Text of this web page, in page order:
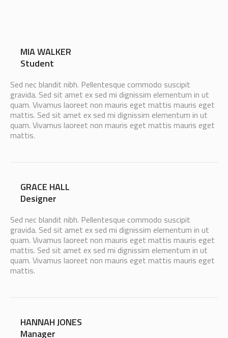
MIA WALKER
Student
Sed nec blandit nibh. Pellentesque commodo suscipit
gravida. Sed sit amet ex sed mi dignissim elementum in ut
quam. Vivamus laoreet non mauris eget mattis mauris eget
mattis. Sed sit amet ex sed mi dignissim elementum in ut
quam. Vivamus laoreet non mauris eget mattis mauris eget
mattis.
GRACE HALL
Designer
Sed nec blandit nibh. Pellentesque commodo suscipit
gravida. Sed sit amet ex sed mi dignissim elementum in ut
quam. Vivamus laoreet non mauris eget mattis mauris eget
mattis. Sed sit amet ex sed mi dignissim elementum in ut
quam. Vivamus laoreet non mauris eget mattis mauris eget
mattis.
HANNAH JONES
Manager